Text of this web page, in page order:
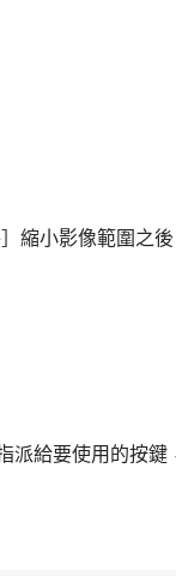
縮小影像範圍之
派給要使用的按鍵